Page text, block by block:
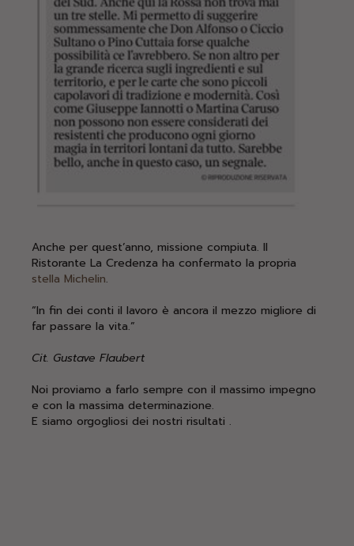
Anche per quest’anno, missione compiuta. Il
Ristorante La Credenza ha confermato la propria
stella Michelin.
“In fin dei conti il lavoro è ancora il mezzo migliore di
far passare la vita.”
Cit. Gustave Flaubert
Noi proviamo a farlo sempre con il massimo impegno
e con la massima determinazione.
E siamo orgogliosi dei nostri risultati .